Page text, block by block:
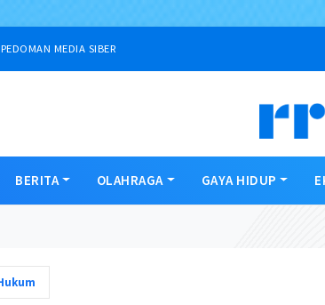
PEDOMAN MEDIA SIBER
BERITA OLAHRAGA GAYA HIDUP